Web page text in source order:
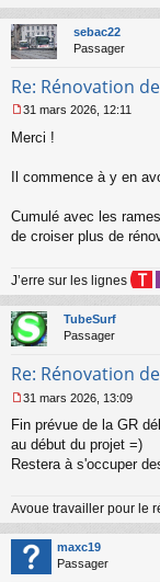
sebac22
Passager
Re: Rénovation
e
e
n
l
31 mars 2026, 12:11
Merci !
Il commence à y en
Cumulé avec les
de croiser plus de
J’erre sur les lignes
TubeSurf
Passager
Re: Rénovation
e
s
s
e
n
o
n
l
31 mars 2026, 13:09
Fin prévue de la GR
au début du projet =)
Restera à s'occuper
Avoue travailler pour le
maxc19
Passager